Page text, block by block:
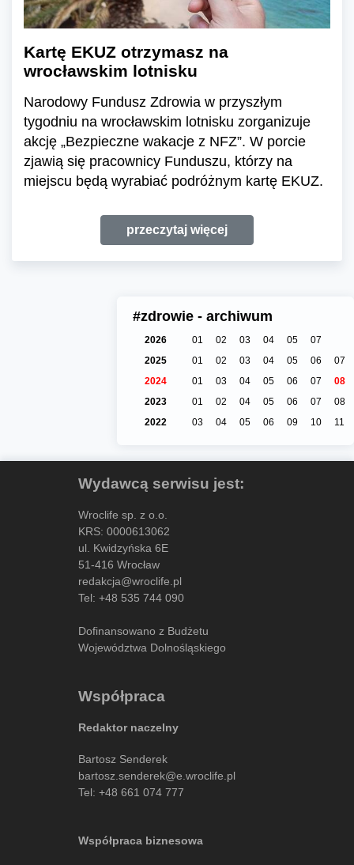
Kartę EKUZ otrzymasz na
wrocławskim lotnisku
Narodowy Fundusz Zdrowia w przyszłym
tygodniu na wrocławskim lotnisku zorganizuje
akcję „Bezpieczne wakacje z NFZ”. W porcie
zjawią się pracownicy Funduszu, którzy na
miejscu będą wyrabiać podróżnym kartę EKUZ.
przeczytaj więcej
#zdrowie - archiwum
2026 01 02 03 04 05
07
2025
01 02 03 04 05 06
07
2024
01 03 04 05 06 07
08
2023
01 02 04 05 06 07
08
2022
03 04 05 06 09 10 11
Wydawcą serwisu jest:
Wroclife sp. z o.o.
KRS: 0000613062
ul. Kwidzyńska 6E
51-416 Wrocław
redakcja@wroclife.pl
Tel: +48 535 744 090
Dofinansowano z Budżetu
Województwa Dolnośląskiego
Współpraca
Redaktor naczelny
Bartosz Senderek
bartosz.senderek@e.wroclife.pl
Tel: +48 661 074 777
Współpraca biznesowa